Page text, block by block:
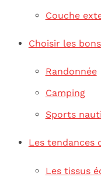
Couche
Choisir les
Randonnée
Camping
Sports
Les tendances
Les tissus